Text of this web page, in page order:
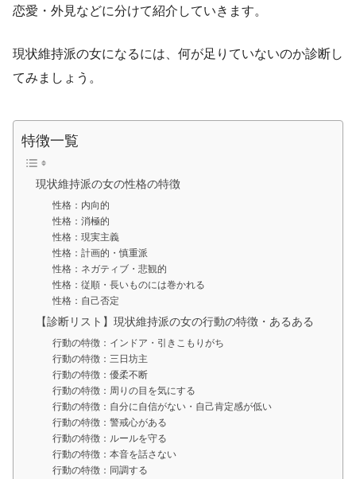
恋愛・外見などに分けて紹介していきます。
現状維持派の女になるには、何が足りていないのか診断し
てみましょう。
特徴一覧
現状維持派の女の性格の特徴
性格：内向的
性格：消極的
性格：現実主義
性格：計画的・慎重派
性格：ネガティブ・悲観的
性格：従順・長いものには巻かれる
性格：自己否定
【診断リスト】現状維持派の女の行動の特徴・あるある
行動の特徴：インドア・引きこもりがち
行動の特徴：三日坊主
行動の特徴：優柔不断
行動の特徴：周りの目を気にする
行動の特徴：自分に自信がない・自己肯定感が低い
行動の特徴：警戒心がある
行動の特徴：ルールを守る
行動の特徴：本音を話さない
行動の特徴：同調する